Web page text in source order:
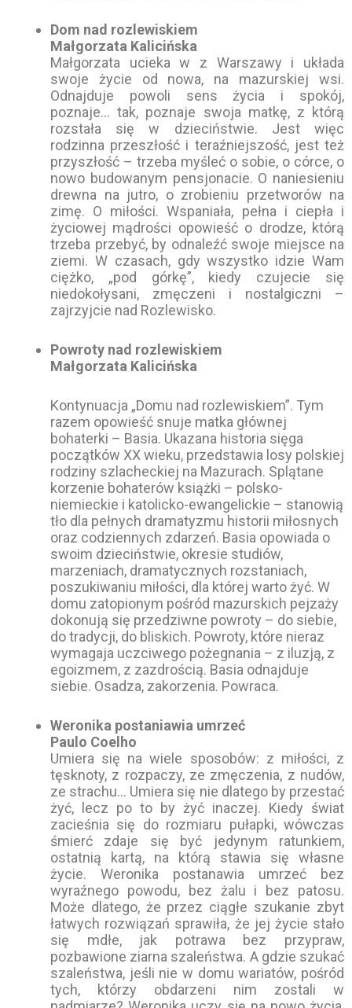
Dom nad rozlewiskiem
Małgorzata Kalicińska
Małgorzata ucieka w z Warszawy i układa
swoje życie od nowa, na mazurskiej wsi.
Odnajduje powoli sens życia i spokój,
poznaje… tak, poznaje swoja matkę, z którą
rozstała się w dzieciństwie. Jest więc
rodzinna przeszłość i teraźniejszość, jest też
przyszłość – trzeba myśleć o sobie, o córce, o
nowo budowanym pensjonacie. O naniesieniu
drewna na jutro, o zrobieniu przetworów na
zimę. O miłości. Wspaniała, pełna i ciepła i
życiowej mądrości opowieść o drodze, którą
trzeba przebyć, by odnaleźć swoje miejsce na
ziemi. W czasach, gdy wszystko idzie Wam
ciężko, „pod górkę”, kiedy czujecie się
niedokołysani, zmęczeni i nostalgiczni –
zajrzyjcie nad Rozlewisko.
Powroty nad rozlewiskiem
Małgorzata Kalicińska
Kontynuacja „Domu nad rozlewiskiem”. Tym
razem opowieść snuje matka głównej
bohaterki – Basia. Ukazana historia sięga
początków XX wieku, przedstawia losy polskiej
rodziny szlacheckiej na Mazurach. Splątane
korzenie bohaterów książki – polsko-
niemieckie i katolicko-ewangelickie – stanowią
tło dla pełnych dramatyzmu historii miłosnych
oraz codziennych zdarzeń. Basia opowiada o
swoim dzieciństwie, okresie studiów,
marzeniach, dramatycznych rozstaniach,
poszukiwaniu miłości, dla której warto żyć. W
domu zatopionym pośród mazurskich pejzaży
dokonują się przedziwne powroty – do siebie,
do tradycji, do bliskich. Powroty, które nieraz
wymagaja uczciwego pożegnania – z iluzją, z
egoizmem, z zazdrością. Basia odnajduje
siebie. Osadza, zakorzenia. Powraca.
Weronika postaniawia umrzeć
Paulo Coelho
Umiera się na wiele sposobów: z miłości, z
tęsknoty, z rozpaczy, ze zmęczenia, z nudów,
ze strachu… Umiera się nie dlatego by przestać
żyć, lecz po to by żyć inaczej. Kiedy świat
zacieśnia się do rozmiaru pułapki, wówczas
śmierć zdaje się być jedynym ratunkiem,
ostatnią kartą, na którą stawia się własne
życie. Weronika postanawia umrzeć bez
wyraźnego powodu, bez żalu i bez patosu.
Może dlatego, że przez ciągłe szukanie zbyt
łatwych rozwiązań sprawiła, że jej życie stało
się mdłe, jak potrawa bez przypraw,
pozbawione ziarna szaleństwa. A gdzie szukać
szaleństwa, jeśli nie w domu wariatów, pośród
tych, którzy obdarzeni nim zostali w